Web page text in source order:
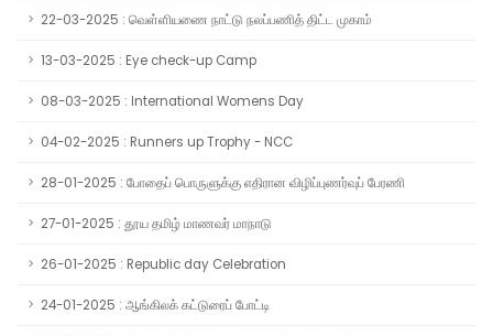
22-03-2025 : வெள்ளியணை நாட்டு நலப்பணித் திட்ட முகாம்
13-03-2025 : Eye check-up Camp
08-03-2025 : International Womens Day
04-02-2025 : Runners up Trophy - NCC
28-01-2025 : போதைப் பொருளுக்கு எதிரான விழிப்புணர்வுப் பேரணி
27-01-2025 : தூய தமிழ் மாணவர் மாநாடு
26-01-2025 : Republic day Celebration
24-01-2025 : ஆங்கிலக் கட்டுரைப் போட்டி